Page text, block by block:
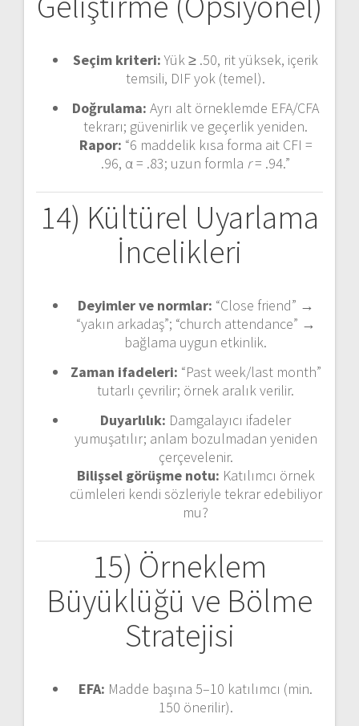
Seçim kriteri:Yük ≥ .50, rit yüksek, içerik
temsili, DIF yok (temel).
Doğrulama: Ayrı alt örneklemde EFA/CFA
tekrarı; güvenirlik ve geçerlik yeniden.
Rapor: “6 maddelik kısa forma ait CFI =
.96, α = .83; uzun formla r= .94.”
14) Kültürel Uyarlama
İncelikleri
Deyimler ve normlar: “Close friend” →
“yakın arkadaş”; “church attendance” →
bağlama uygun etkinlik.
Zaman ifadeleri: “Past week/last month”
tutarlı çevrilir; örnek aralık verilir.
Duyarlılık: Damgalayıcı ifadeler
yumuşatılır; anlam bozulmadan yeniden
çerçevelenir.
Bilişsel görüşme notu: Katılımcı örnek
cümleleri kendi sözleriyle tekrar edebiliyor
mu?
15) Örneklem
Büyüklüğü ve Bölme
Stratejisi
EFA: Madde başına 5–10 katılımcı (min.
150 önerilir).